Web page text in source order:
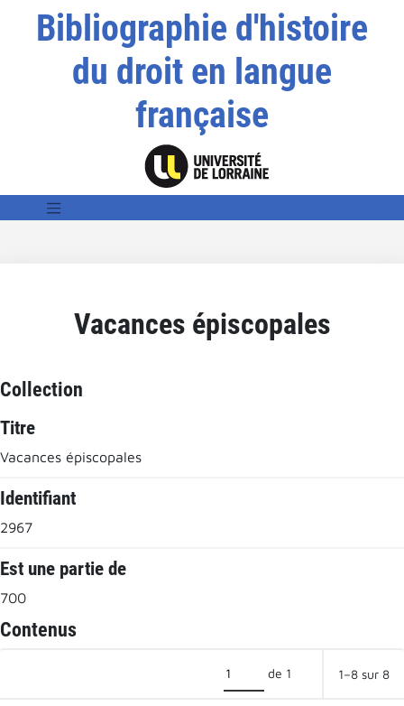
Bibliographie d'histoire
du droit en langue
française
Vacances épiscopales
Collection
Titre
Vacances épiscopales
Identifiant
2967
Est une partie de
700
Contenus
de 1 1–8 sur 8